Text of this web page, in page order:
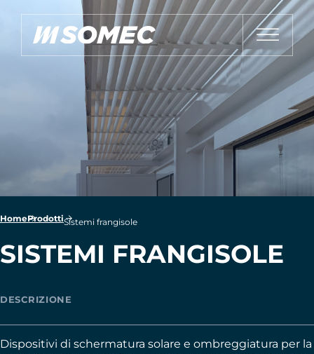
HomeProdottiSistemi frangisole
SISTEMI FRANGISOLE
DESCRIZIONE
Dispositivi di schermatura solare e ombreggiatura per la